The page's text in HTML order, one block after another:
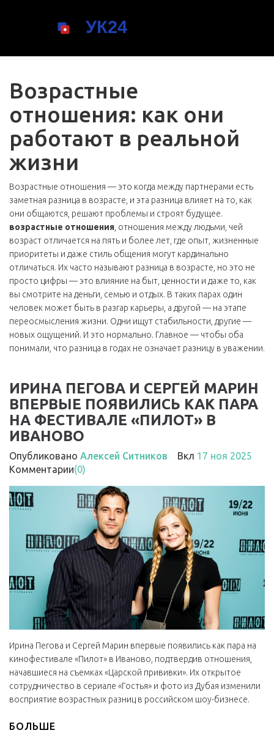
Возрастные
отношения: как они
работают в реальной
жизни
Возрастные отношения — это когда между партнерами есть
заметная разница в возрасте, и эта разница влияет на то, как
они общаются, решают проблемы и строят будущее.
возрастные отношения отношения между людьми, чей
возраст отличается на пять и более лет, где опыт, жизненные
приоритеты и даже стиль общения могут кардинально
отличаться. Их часто называют разница в возрасте , но это не
просто цифры — это влияние на быт, ценности и даже то, как
вы смотрите на деньги, семью и отдых. В таких парах один
человек может быть в разгар карьеры, а другой — на этапе
переосмысления жизни. Одни ищут стабильности, другие —
новых ощущений. И это нормально. Главное — чтобы оба
понимали, что разница в годах не означает разницу в уважении.
ИРИНА ПЕГОВА И СЕРГЕЙ МАРИН
ВПЕРВЫЕ ПОЯВИЛИСЬ КАК ПАРА
НА ФЕСТИВАЛЕ «ПИЛОТ» В
ИВАНОВО
Опубликовано Алексей Ситников Вкл 17 ноя 2025
Комментарии(0)
Ирина Пегова и Сергей Марин впервые появились как пара на
кинофестивале «Пилот» в Иваново, подтвердив отношения,
начавшиеся на съемках «Царской прививки». Их открытое
сотрудничество в сериале «Гостья» и фото из Дубая изменили
восприятие возрастных разниц в российском шоу-бизнесе.
БОЛЬШЕ